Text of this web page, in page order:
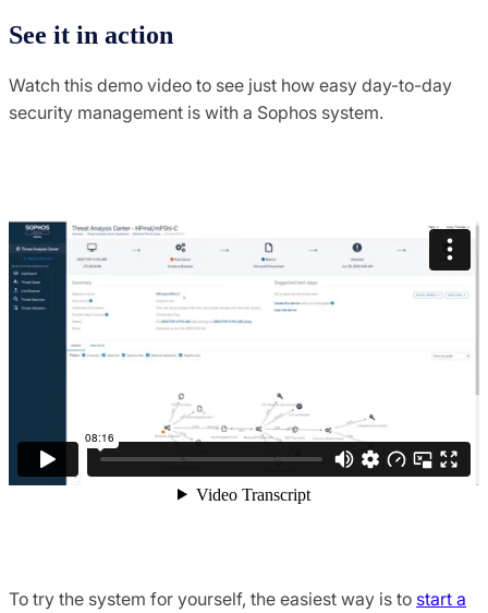
See it in action
Watch this demo video to see just how easy day-to-day
security management is with a Sophos system.
To try the system for yourself, the easiest way is to start a